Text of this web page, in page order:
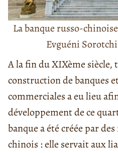
La banque russo-
Evguéni
A la fin du XIXème siècle,
construction de banques
commerciales a eu lieu
développement de ce
banque a été créée par
chinois : elle servait aux